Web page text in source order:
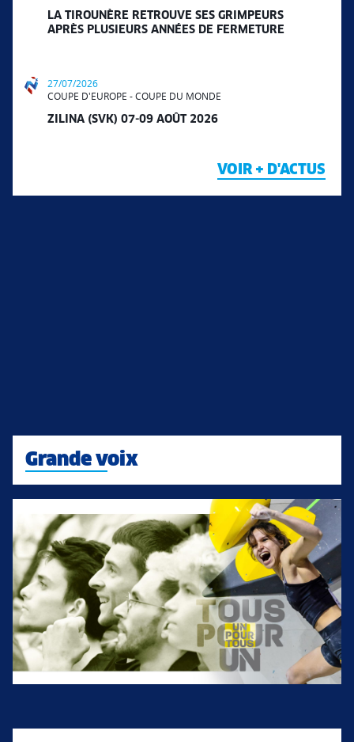
LA TIROUNÈRE RETROUVE SES GRIMPEURS
APRÈS PLUSIEURS ANNÉES DE FERMETURE
27/07/2026
COUPE D'EUROPE - COUPE DU MONDE
ZILINA (SVK) 07-09 AOÛT 2026
VOIR + D'ACTUS
Grande voix